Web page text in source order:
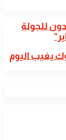
للجولة
يغيب اليوم